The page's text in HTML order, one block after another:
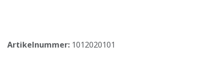
Artikelnummer: 1012020101